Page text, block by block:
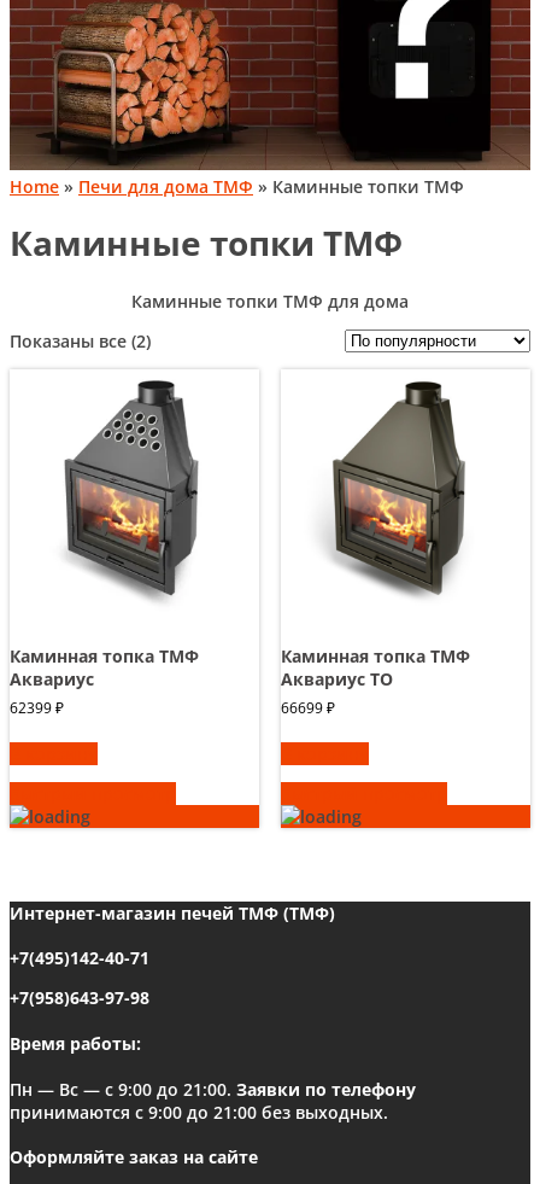
Home » Печи для дома ТМФ » Каминные топки ТМФ
Каминные топки ТМФ
Каминные топки ТМФ для дома
Показаны все (2)Сортировка:
по
популярности
Каминная топка ТМФ
Аквариус
62399₽
Каминная топка ТМФ
Аквариус ТО
66699₽
Интернет-магазин печей ТМФ (ТМФ)
+7(495)142-40-71
+7(958)643-97-98
Время работы:
Пн — Вс — с 9:00 до 21:00. Заявки по телефону
принимаются с 9:00 до 21:00 без выходных.
Оформляйте заказ на сайте